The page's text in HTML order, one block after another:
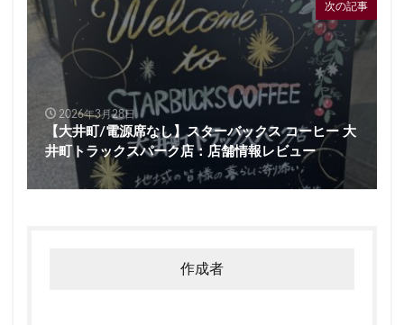
次の記事
2026年3月28日
【大井町/電源席なし】スターバックス コーヒー 大
井町トラックスパーク店：店舗情報レビュー
作成者